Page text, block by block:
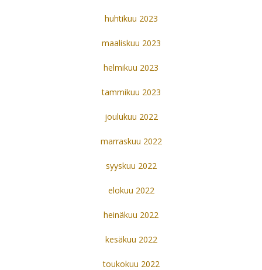
huhtikuu 2023
maaliskuu 2023
helmikuu 2023
tammikuu 2023
joulukuu 2022
marraskuu 2022
syyskuu 2022
elokuu 2022
heinäkuu 2022
kesäkuu 2022
toukokuu 2022